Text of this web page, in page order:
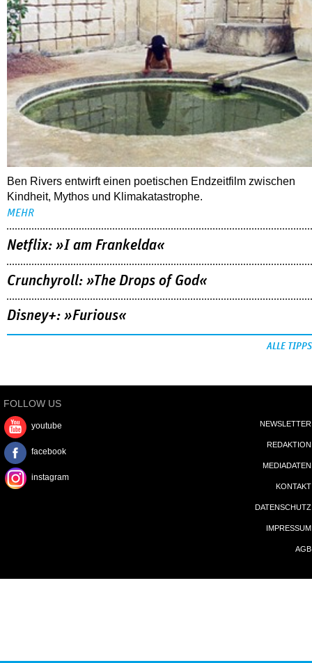
Ben Rivers entwirft einen poetischen Endzeitfilm zwischen
Kindheit, Mythos und Klimakatastrophe.
MEHR
Netflix: »I am Frankelda«
Crunchyroll: »The Drops of God«
Disney+: »Furious«
ALLE TIPPS
FOLLOW US
youtube
facebook
instagram
NEWSLETTER
REDAKTION
MEDIADATEN
KONTAKT
DATENSCHUTZ
IMPRESSUM
AGB